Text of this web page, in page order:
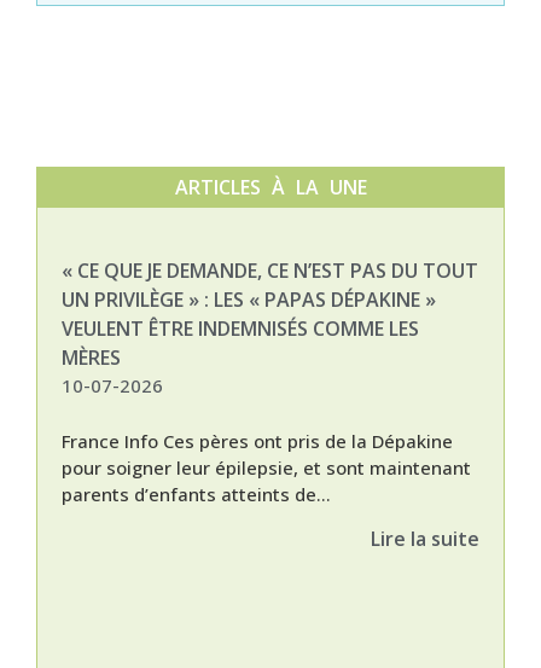
ARTICLES À LA UNE
« CE QUE JE DEMANDE, CE N’EST PAS DU TOUT
UN PRIVILÈGE » : LES « PAPAS DÉPAKINE »
VEULENT ÊTRE INDEMNISÉS COMME LES
MÈRES
10-07-2026
France Info Ces pères ont pris de la Dépakine
pour soigner leur épilepsie, et sont maintenant
parents d’enfants atteints de...
Lire la suite